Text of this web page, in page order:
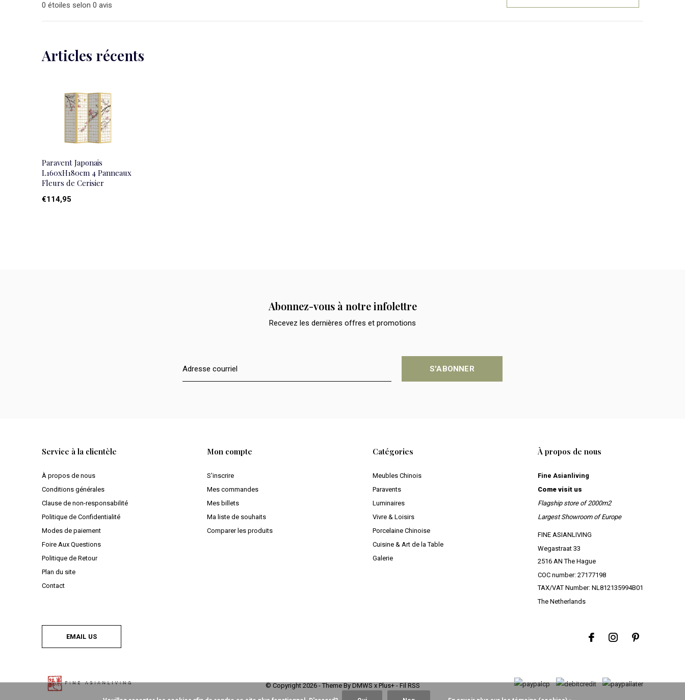
0 étoiles selon 0 avis
Articles récents
Paravent Japonais
L160xH180cm 4 Panneaux
Fleurs de Cerisier
€114,95
Abonnez-vous à notre infolettre
Recevez les dernières offres et promotions
S'ABONNER
Service à la clientèle
À propos de nous
Conditions générales
Clause de non-responsabilité
Politique de Confidentialité
Modes de paiement
Foire Aux Questions
Politique de Retour
Plan du site
Contact
Mon compte
S'inscrire
Mes commandes
Mes billets
Ma liste de souhaits
Comparer les produits
Catégories
Meubles Chinois
Paravents
Luminaires
Vivre & Loisirs
Porcelaine Chinoise
Cuisine & Art de la Table
Galerie
À propos de nous
Fine Asianliving
Come visit us
Flagship store of 2000m2
Largest Showroom of Europe
FINE ASIANLIVING
Wegastraat 33
2516 AN The Hague
COC number: 27177198
TAX/VAT Number: NL812135994B01
The Netherlands
EMAIL US
© Copyright 2026- Theme By DMWS x Plus+- Fil RSS